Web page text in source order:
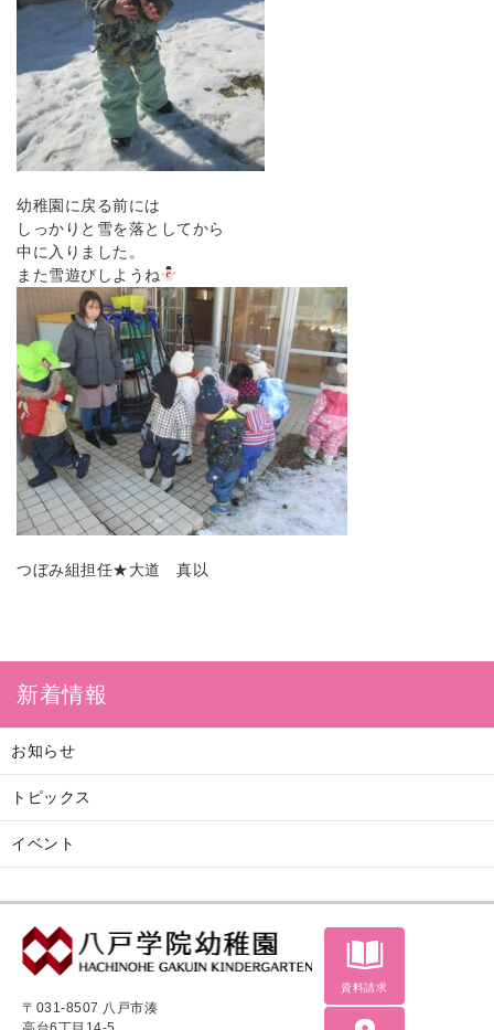
幼稚園に戻る前には
しっかりと雪を落としてから
中に入りました。
また雪遊びしようね
つぼみ組担任★大道 真以
新着情報
お知らせ
トピックス
イベント
〒031-8507 八戸市湊
資料請求